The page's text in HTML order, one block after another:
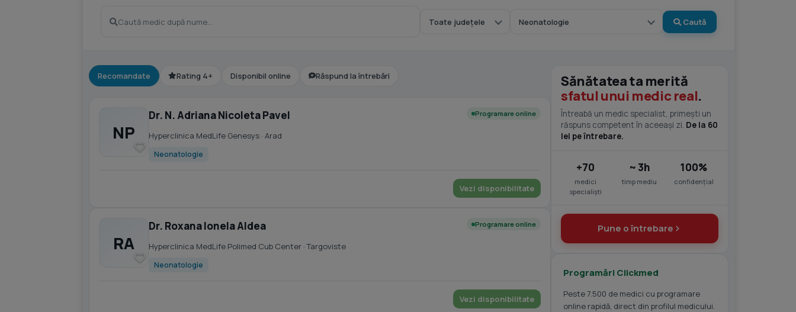
Caută
Recomandate Rating 4+ Disponibil online Răspund la întrebări
NP
Dr. N. Adriana Nicoleta Pavel
Hyperclinica MedLife Genesys · Arad
Neonatologie
Programare online
Vezi disponibilitate
RA
Dr. Roxana Ionela Aldea
Hyperclinica MedLife Polimed Cub Center · Targoviste
Neonatologie
Programare online
Vezi disponibilitate
Sănătatea ta merită
sfatul unui medic real.
Întreabă un medic specialist, primești un
răspuns competent în aceeași zi. De la 60
lei pe întrebare.
+70
medici
specialiști
~ 3h
timp mediu
100%
confidențial
Pune o întrebare
Programări Clickmed
Peste 7.500 de medici cu programare
online rapidă, direct din profilul medicului.